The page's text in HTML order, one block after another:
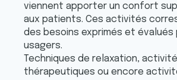
viennent apporter un confort
aux patients. Ces activités
des besoins exprimés et évalués
usagers.
Techniques de relaxation,
thérapeutiques ou encore